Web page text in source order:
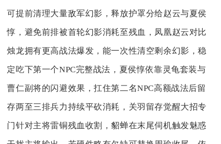
可提前清理大量敌军幻影，释放护罩分给赵云与夏侯
惇，避免前排被首轮幻影消耗至残血，凤凰赵云对比
烛龙拥有更高战法爆发，能一次性清空剩余幻影，稳
定吃下第一个NPC完整战法，夏侯惇依靠灵龟套装与
曹仁副将的闪避效果，扛住第二名NPC高额战法后留
存两至三排兵力持续平砍消耗，关羽留存觉醒大招专
门针对主将雷铜残血收割，貂蝉在末尾伺机触发魅惑